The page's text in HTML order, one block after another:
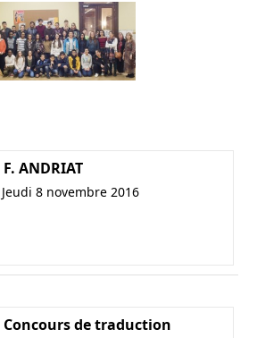
F. ANDRIAT
Jeudi 8 novembre 2016
Concours de traduction